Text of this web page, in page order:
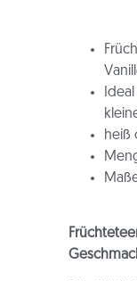
heiß